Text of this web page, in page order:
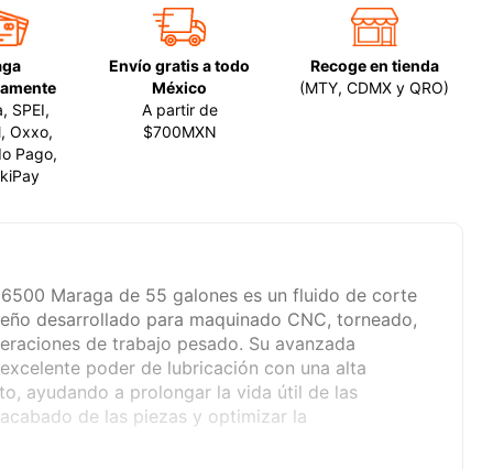
SPEI,
Oxxo,
Pago,
Envío gratis a todo
México
A partir de
$700MXN
Recoge en tienda
(MTY, CDMX y QRO)
Maraga de 55 galones es un fluido de corte
desarrollado para maquinado CNC, torneado,
de trabajo pesado. Su avanzada
poder de lubricación con una alta
ayudando a prolongar la vida útil de las
de las piezas y optimizar la